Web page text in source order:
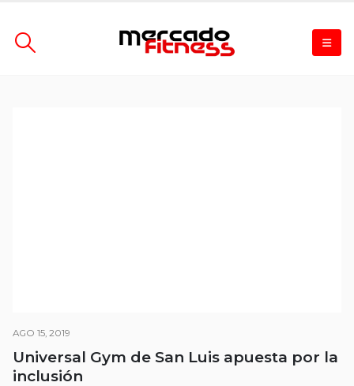
AGO 15, 2019
Universal Gym de San Luis apuesta por la
inclusión